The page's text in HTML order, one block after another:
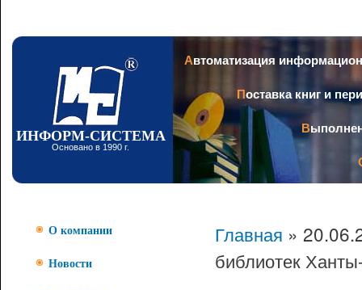
ИНФОРМ-СИСТЕМА
Основано в 1990 г.
Автоматизация
Поставка книг и
О компании
Новости
Главная »
библиотек